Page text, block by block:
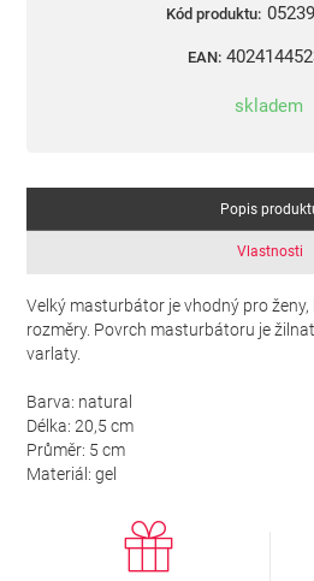
Kód produktu:
EAN:
skladem
Popis
Vlastnosti
Velký masturbátor je vhodný pro
rozměry. Povrch masturbátoru je
varlaty.
Barva: natural
Délka: 20,5 cm
Průměr: 5 cm
Materiál: gel